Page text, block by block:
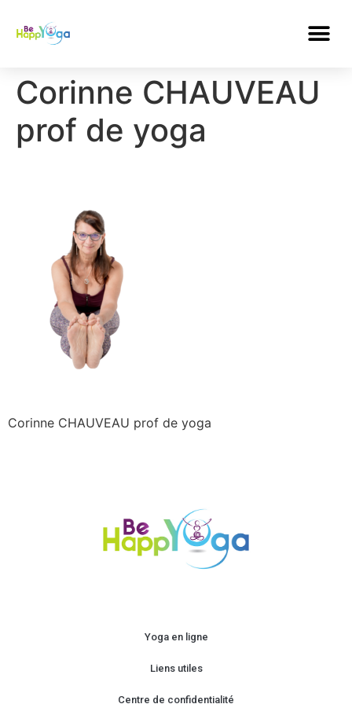
Corinne CHAUVEAU
prof de yoga
Corinne CHAUVEAU prof de yoga
Yoga en ligne
Liens utiles
Centre de confidentialité